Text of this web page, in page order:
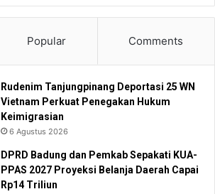
Popular Comments
Rudenim Tanjungpinang Deportasi 25 WN
Vietnam Perkuat Penegakan Hukum
Keimigrasian
6 Agustus 2026
DPRD Badung dan Pemkab Sepakati KUA-
PPAS 2027 Proyeksi Belanja Daerah Capai
Rp14 Triliun